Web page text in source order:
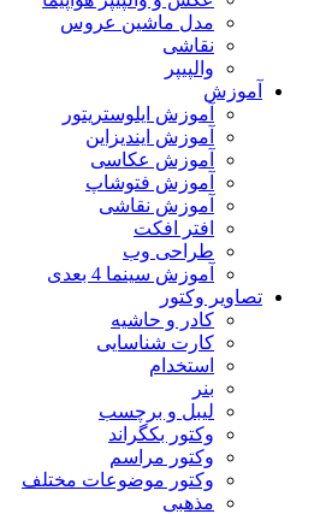
مدل ماشین عروس
نقاشی
والپیپر
آموزش
آموزش ایلوستریتور
آموزش ایندیزاین
آموزش عکاسی
آموزش فتوشاپ
آموزش نقاشی
افتر افکت
طراحی وب
آموزش سینما 4 بعدی
تصاویر وکتور
کادر و حاشیه
کارت شناسایی
استخدام
بنر
لیبل و برچسب
وکتور بکگراند
وکتور مراسم
وکتور موضوعات مختلف
مذهبی